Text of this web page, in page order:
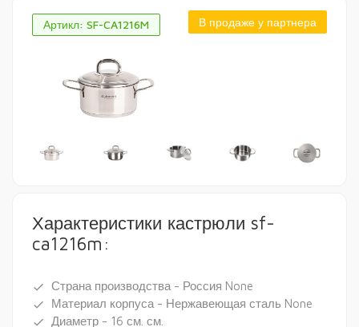
Артикл: SF-CA1216M В продаже у партнера
Характеристики кастрюли sf-
ca1216m:
done Страна производства - Россия None
done Материал корпуса - Нержавеющая сталь None
done Диаметр - 16 см. см.